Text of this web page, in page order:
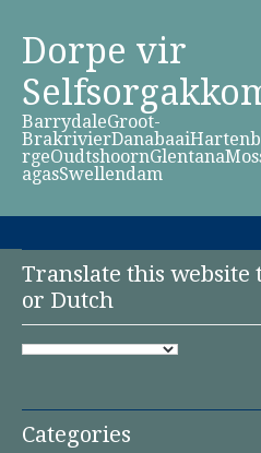
Dorpe vir
BarrydaleGroot-
agasSwellendam
Translate this website
or Dutch
Categories